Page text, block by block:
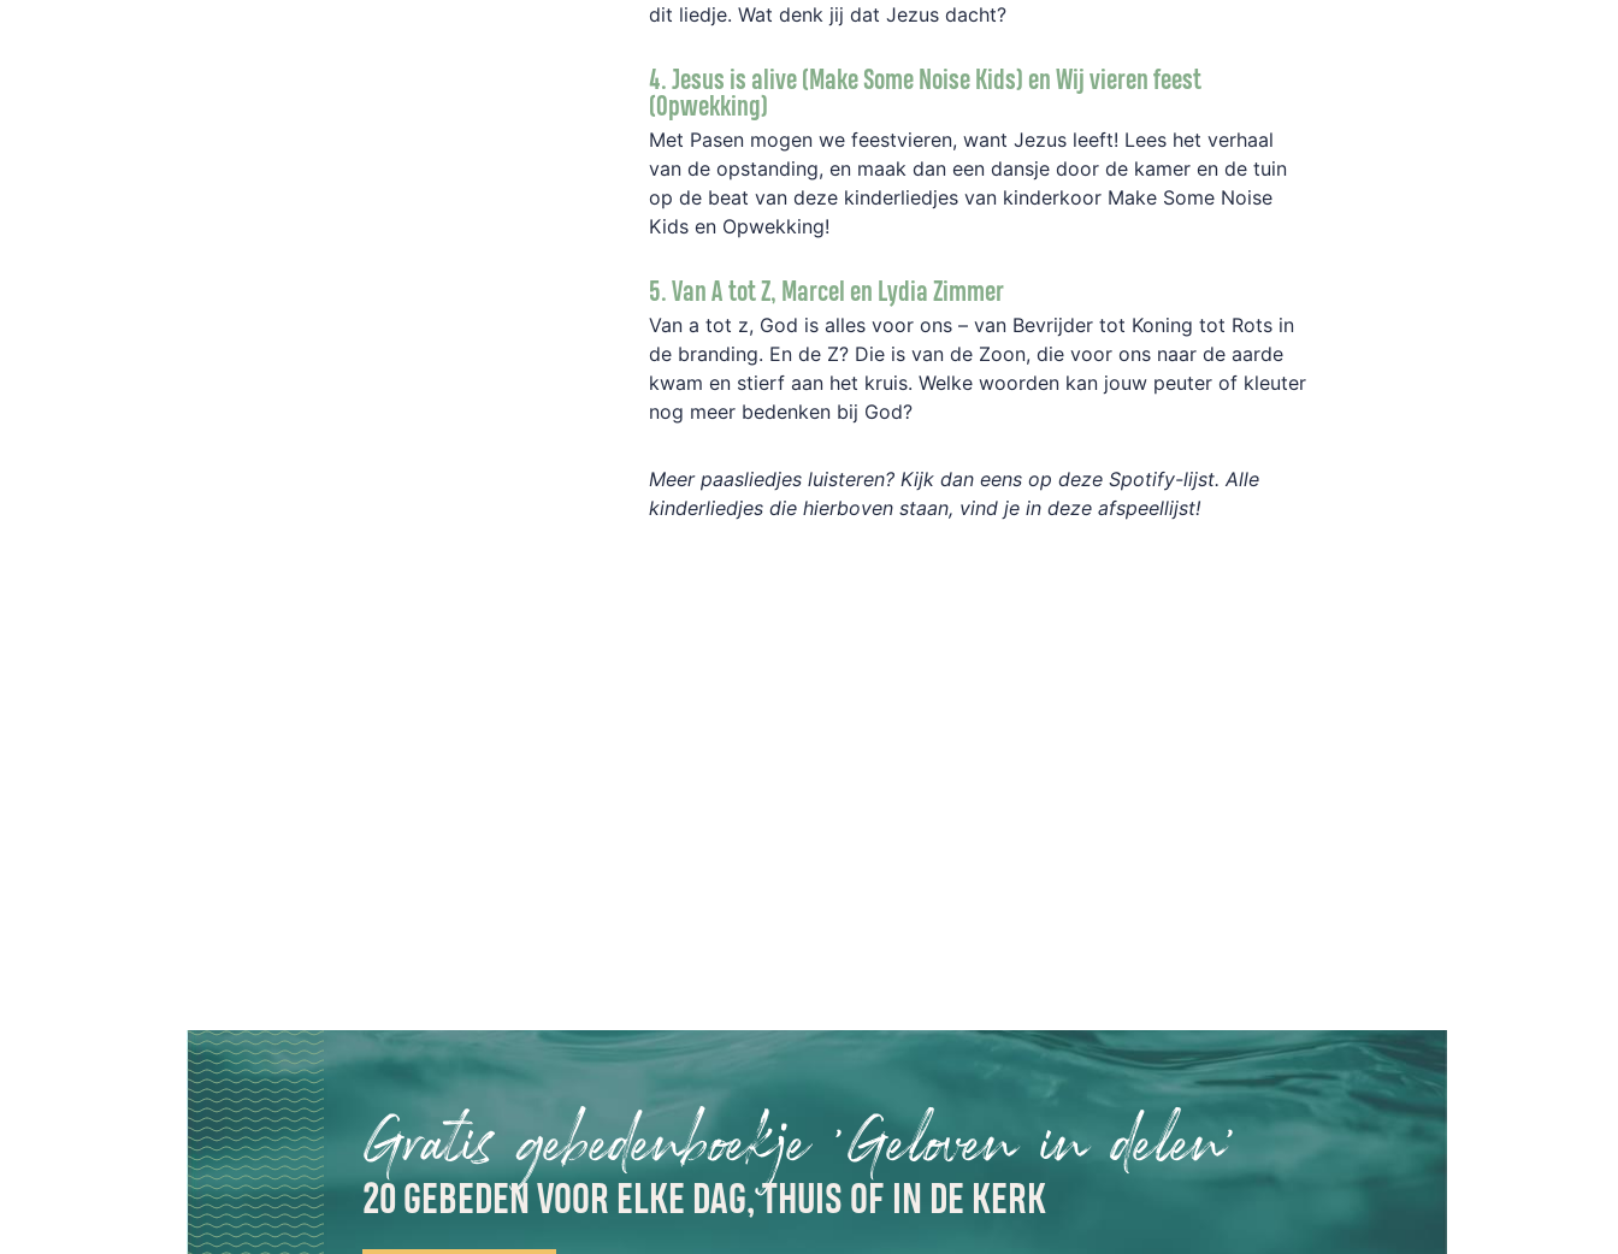
dit liedje. Wat denk jij dat Jezus dacht?
4. Jesus is alive (Make Some Noise Kids) en Wij vieren feest
(Opwekking)
Met Pasen mogen we feestvieren, want Jezus leeft! Lees het verhaal
van de opstanding, en maak dan een dansje door de kamer en de tuin
op de beat van deze kinderliedjes van kinderkoor Make Some Noise
Kids en Opwekking!
5. Van A tot Z, Marcel en Lydia Zimmer
Van a tot z, God is alles voor ons – van Bevrijder tot Koning tot Rots in
de branding. En de Z? Die is van de Zoon, die voor ons naar de aarde
kwam en stierf aan het kruis. Welke woorden kan jouw peuter of kleuter
nog meer bedenken bij God?
Meer paasliedjes luisteren? Kijk dan eens op deze Spotify-lijst. Alle
kinderliedjes die hierboven staan, vind je in deze afspeellijst!
Gratis gebedenboekje 'Geloven in delen'
20 GEBEDEN VOOR ELKE DAG, THUIS OF IN DE KERK